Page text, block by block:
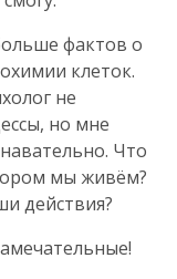
фактов о
клеток.
не
но мне
Что
мы живём?
действия?